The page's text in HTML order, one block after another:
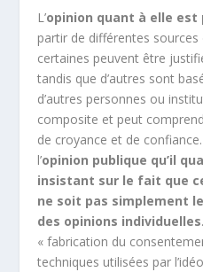
L’opinion quant à elle est
partir de différentes
certaines peuvent être
tandis que d’autres sont
d’autres personnes ou
composite et peut
de croyance et de
l’opinion publique qu’il
insistant sur le fait que
ne soit pas simplement
des opinions individuelles
« fabrication du
techniques utilisées par